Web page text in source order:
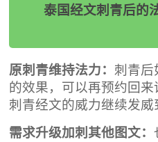
泰国经文刺青后的
原刺青维持法力：刺青后
的效果，可以再预约回
刺青经文的威力继续发威
需求升级加刺其他图文：